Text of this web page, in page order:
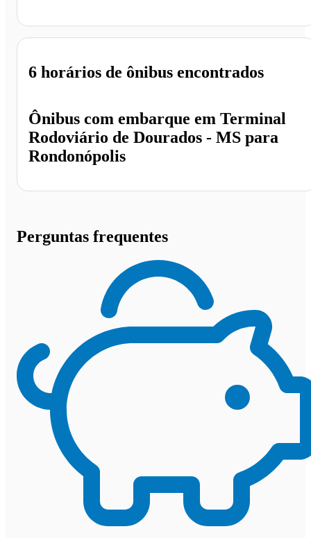
Ônibus com embarque em Terminal
Rodoviário de Dourados - MS para
Rondonópolis
6 horários de ônibus encontrados
Perguntas frequentes